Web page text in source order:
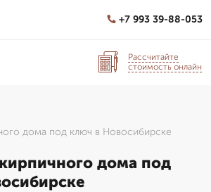
+7 993 39-88-053
Рассчитайте
стоимость онлайн
дома под ключ в Новосибирске
дома под